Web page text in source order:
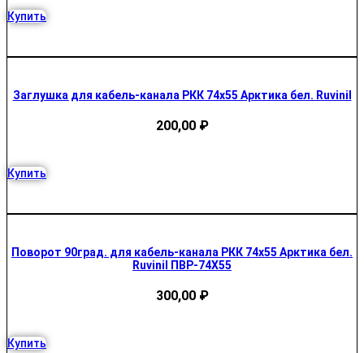
Купить
Заглушка для кабель-канала РКК 74х55 Арктика бел. Ruvinil
200,00 ₽
Купить
Поворот 90град. для кабель-канала РКК 74х55 Арктика бел.
Ruvinil ПВР-74Х55
300,00 ₽
Купить